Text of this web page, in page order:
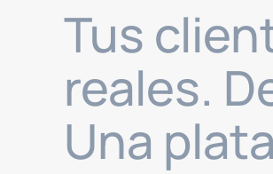
Tus
reales.
Una